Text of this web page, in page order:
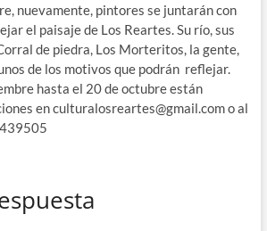
nuevamente, pintores se juntarán con
el paisaje de Los Reartes. Su río, sus
de piedra, Los Morteritos, la gente,
de los motivos que podrán reflejar.
hasta el 20 de octubre están
en culturalosreartes@gmail.com o al